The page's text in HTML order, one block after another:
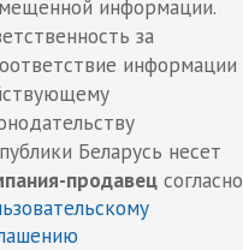
информации.
за
информации
Беларусь несет
продавец согласно